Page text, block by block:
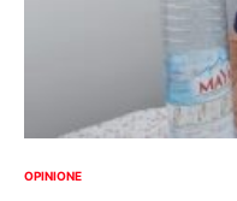
OPINIONE